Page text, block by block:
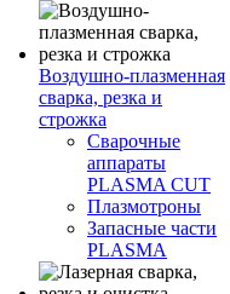
Воздушно-плазменная
сварка, резка и
строжка
Сварочные
аппараты
PLASMA CUT
Плазмотроны
Запасные части
PLASMA